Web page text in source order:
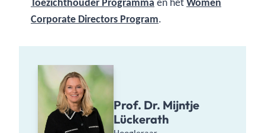
Corporate Directors Program.
Prof. Dr. Mijntje
Lückerath